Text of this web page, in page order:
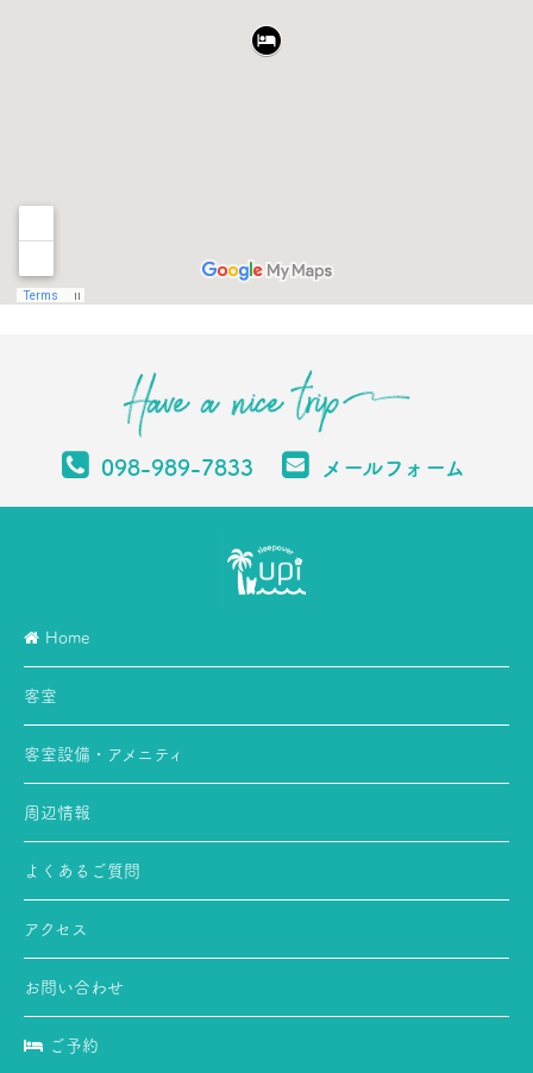
098-989-7833 メールフォーム
Home
客室
客室設備・アメニティ
周辺情報
よくあるご質問
アクセス
お問い合わせ
ご予約